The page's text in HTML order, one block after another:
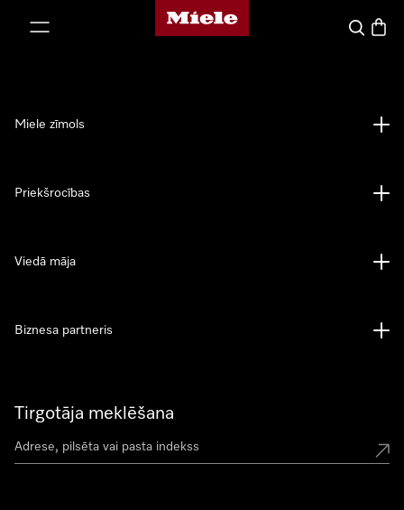
Miele mājas lapa
Tirgotāja meklēšana
Miele zīmols
Priekšrocības
Viedā māja
Biznesa partneris